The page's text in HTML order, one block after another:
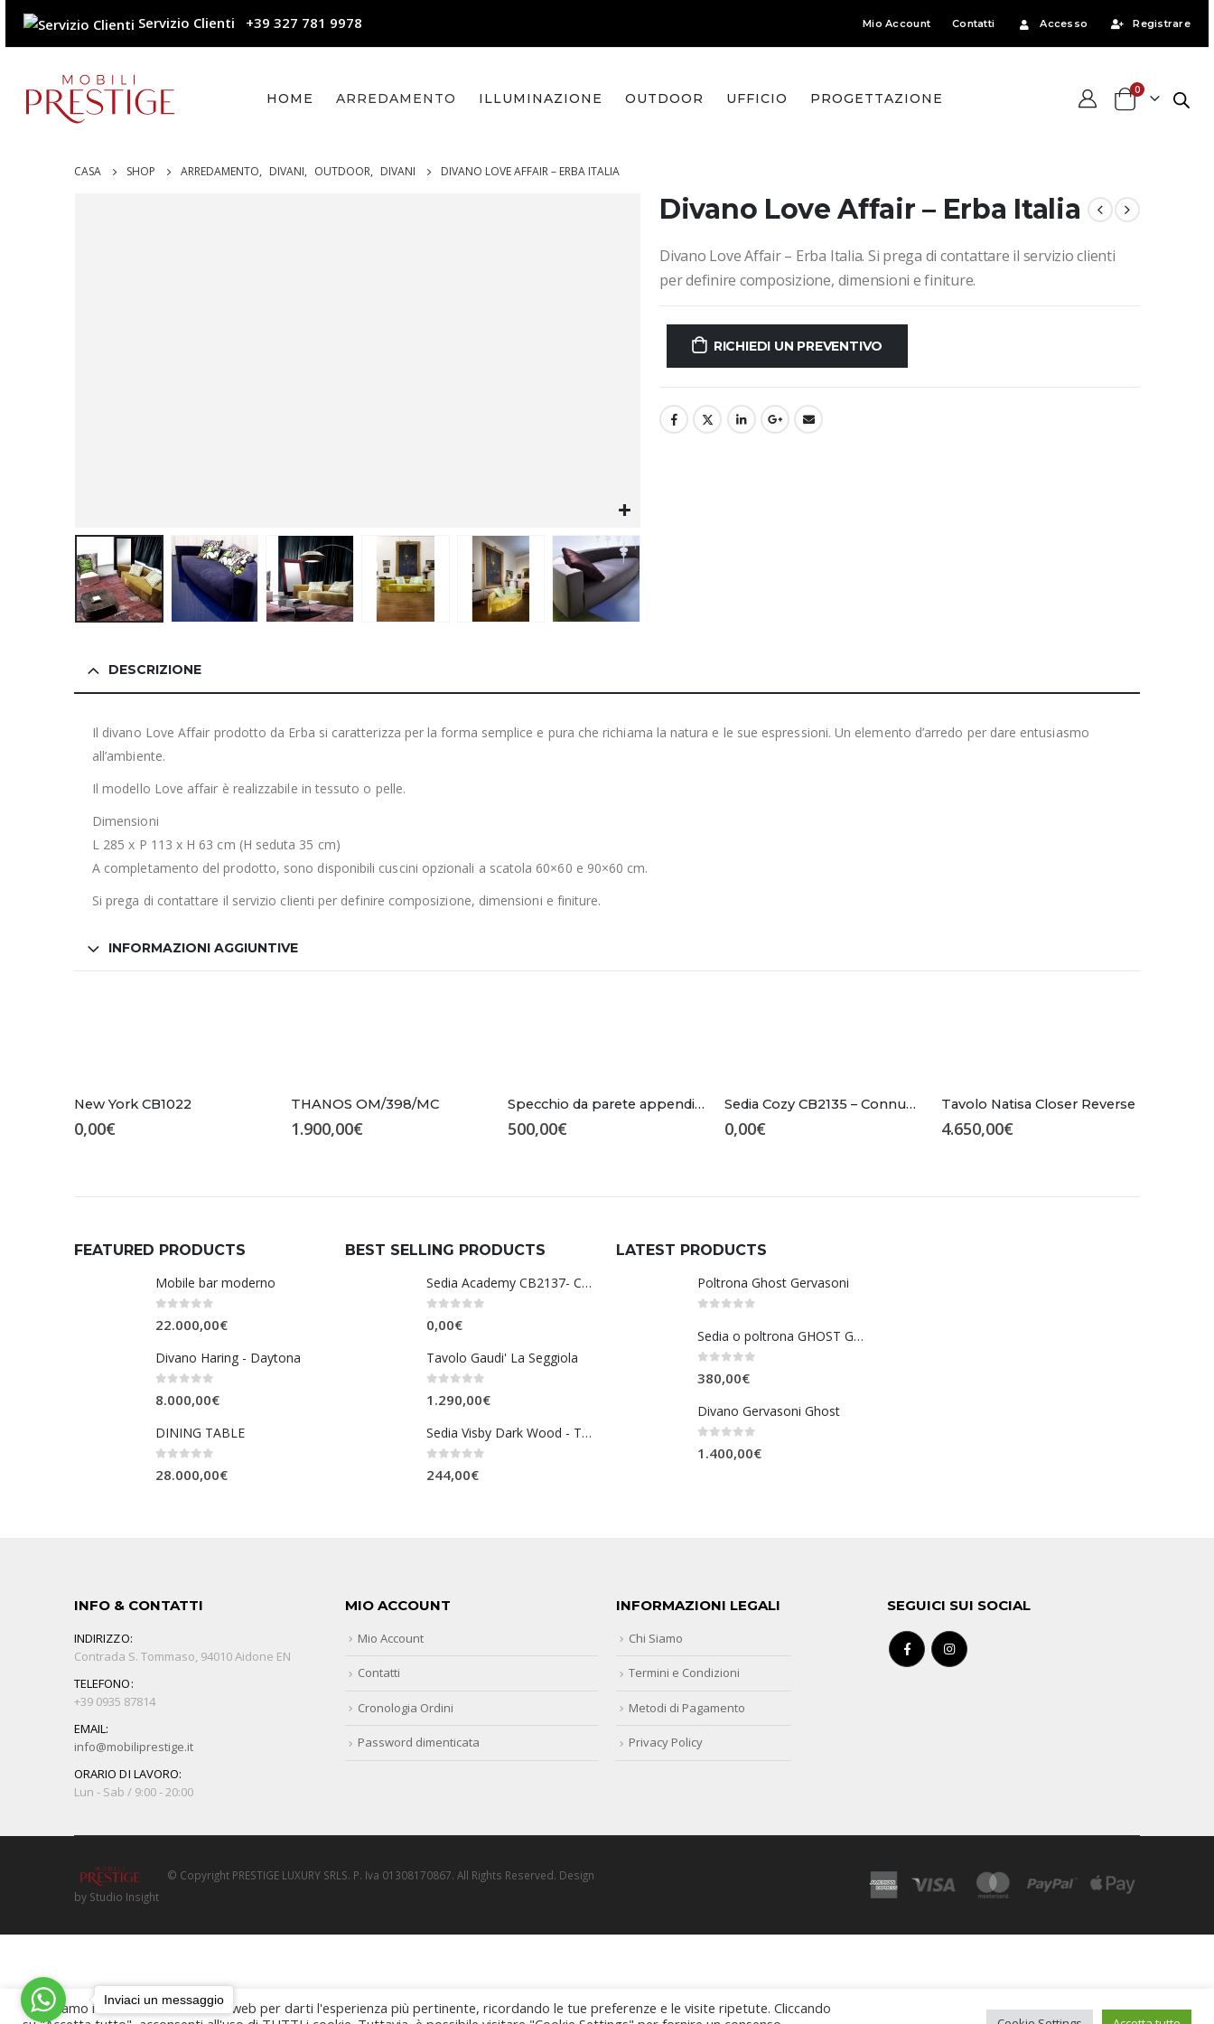
Servizio Clienti +39 327 781 9978 Mio Account Contatti Accesso Registrare
HOME ARREDAMENTO ILLUMINAZIONE OUTDOOR UFFICIO PROGETTAZIONE
0
CASA SHOP ARREDAMENTO, DIVANI, OUTDOOR, DIVANI DIVANO LOVE AFFAIR – ERBA ITALIA
Divano Love Affair – Erba Italia
Divano Love Affair – Erba Italia. Si prega di contattare il servizio clienti
per definire composizione, dimensioni e finiture.
RICHIEDI UN PREVENTIVO
DESCRIZIONE
Il divano Love Affair prodotto da Erba si caratterizza per la forma semplice e pura che richiama la natura e le sue espressioni. Un elemento d’arredo per dare entusiasmo
all’ambiente.
Il modello Love affair è realizzabile in tessuto o pelle.
Dimensioni
L 285 x P 113 x H 63 cm (H seduta 35 cm)
A completamento del prodotto, sono disponibili cuscini opzionali a scatola 60×60 e 90×60 cm.
Si prega di contattare il servizio clienti per definire composizione, dimensioni e finiture.
INFORMAZIONI AGGIUNTIVE
New York CB1022
0,00€
THANOS OM/398/MC
1.900,00€
Specchio da parete appendiabiti Tonin Casa – Family 7534
500,00€
Sedia Cozy CB2135 – Connubia
0,00€
Tavolo Natisa Closer Reverse
4.650,00€
FEATURED PRODUCTS
Mobile bar moderno
22.000,00€
Divano Haring - Daytona
8.000,00€
DINING TABLE
28.000,00€
BEST SELLING PRODUCTS
Sedia Academy CB2137- Connubia
0,00€
Tavolo Gaudi' La Seggiola
1.290,00€
Sedia Visby Dark Wood - Tomasucci
244,00€
LATEST PRODUCTS
Poltrona Ghost Gervasoni
Sedia o poltrona GHOST Gervasoni
380,00€
Divano Gervasoni Ghost
1.400,00€
INFO & CONTATTI
INDIRIZZO:
Contrada S. Tommaso, 94010 Aidone EN
TELEFONO:
+39 0935 87814
EMAIL:
info@mobiliprestige.it
ORARIO DI LAVORO:
Lun - Sab / 9:00 - 20:00
MIO ACCOUNT
Mio Account
Contatti
Cronologia Ordini
Password dimenticata
INFORMAZIONI LEGALI
Chi Siamo
Termini e Condizioni
Metodi di Pagamento
Privacy Policy
SEGUICI SUI SOCIAL
© Copyright PRESTIGE LUXURY SRLS. P. Iva 01308170867. All Rights Reserved. Design
by Studio Insight
Inviaci un messaggio